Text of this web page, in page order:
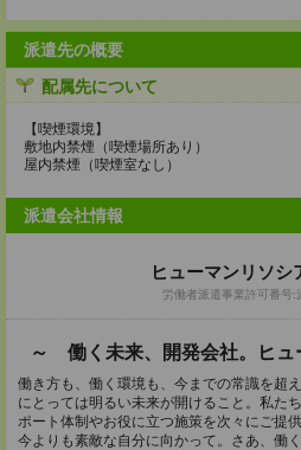
派遣先の概要
配属先について
【喫煙環境】
敷地内禁煙（喫煙場所あり）
屋内禁煙（喫煙室なし）
派遣会社情報
ヒューマンリソシ
労働者派遣事業許可番号
～ 働く未来、開発会社。ヒ
働き方も、働く環境も、今までの常識を超
にとっては明るい未来が開けること。私た
ポート体制やお役に立つ施策を次々にご提
今よりも素敵な自分に向かって。さあ、働